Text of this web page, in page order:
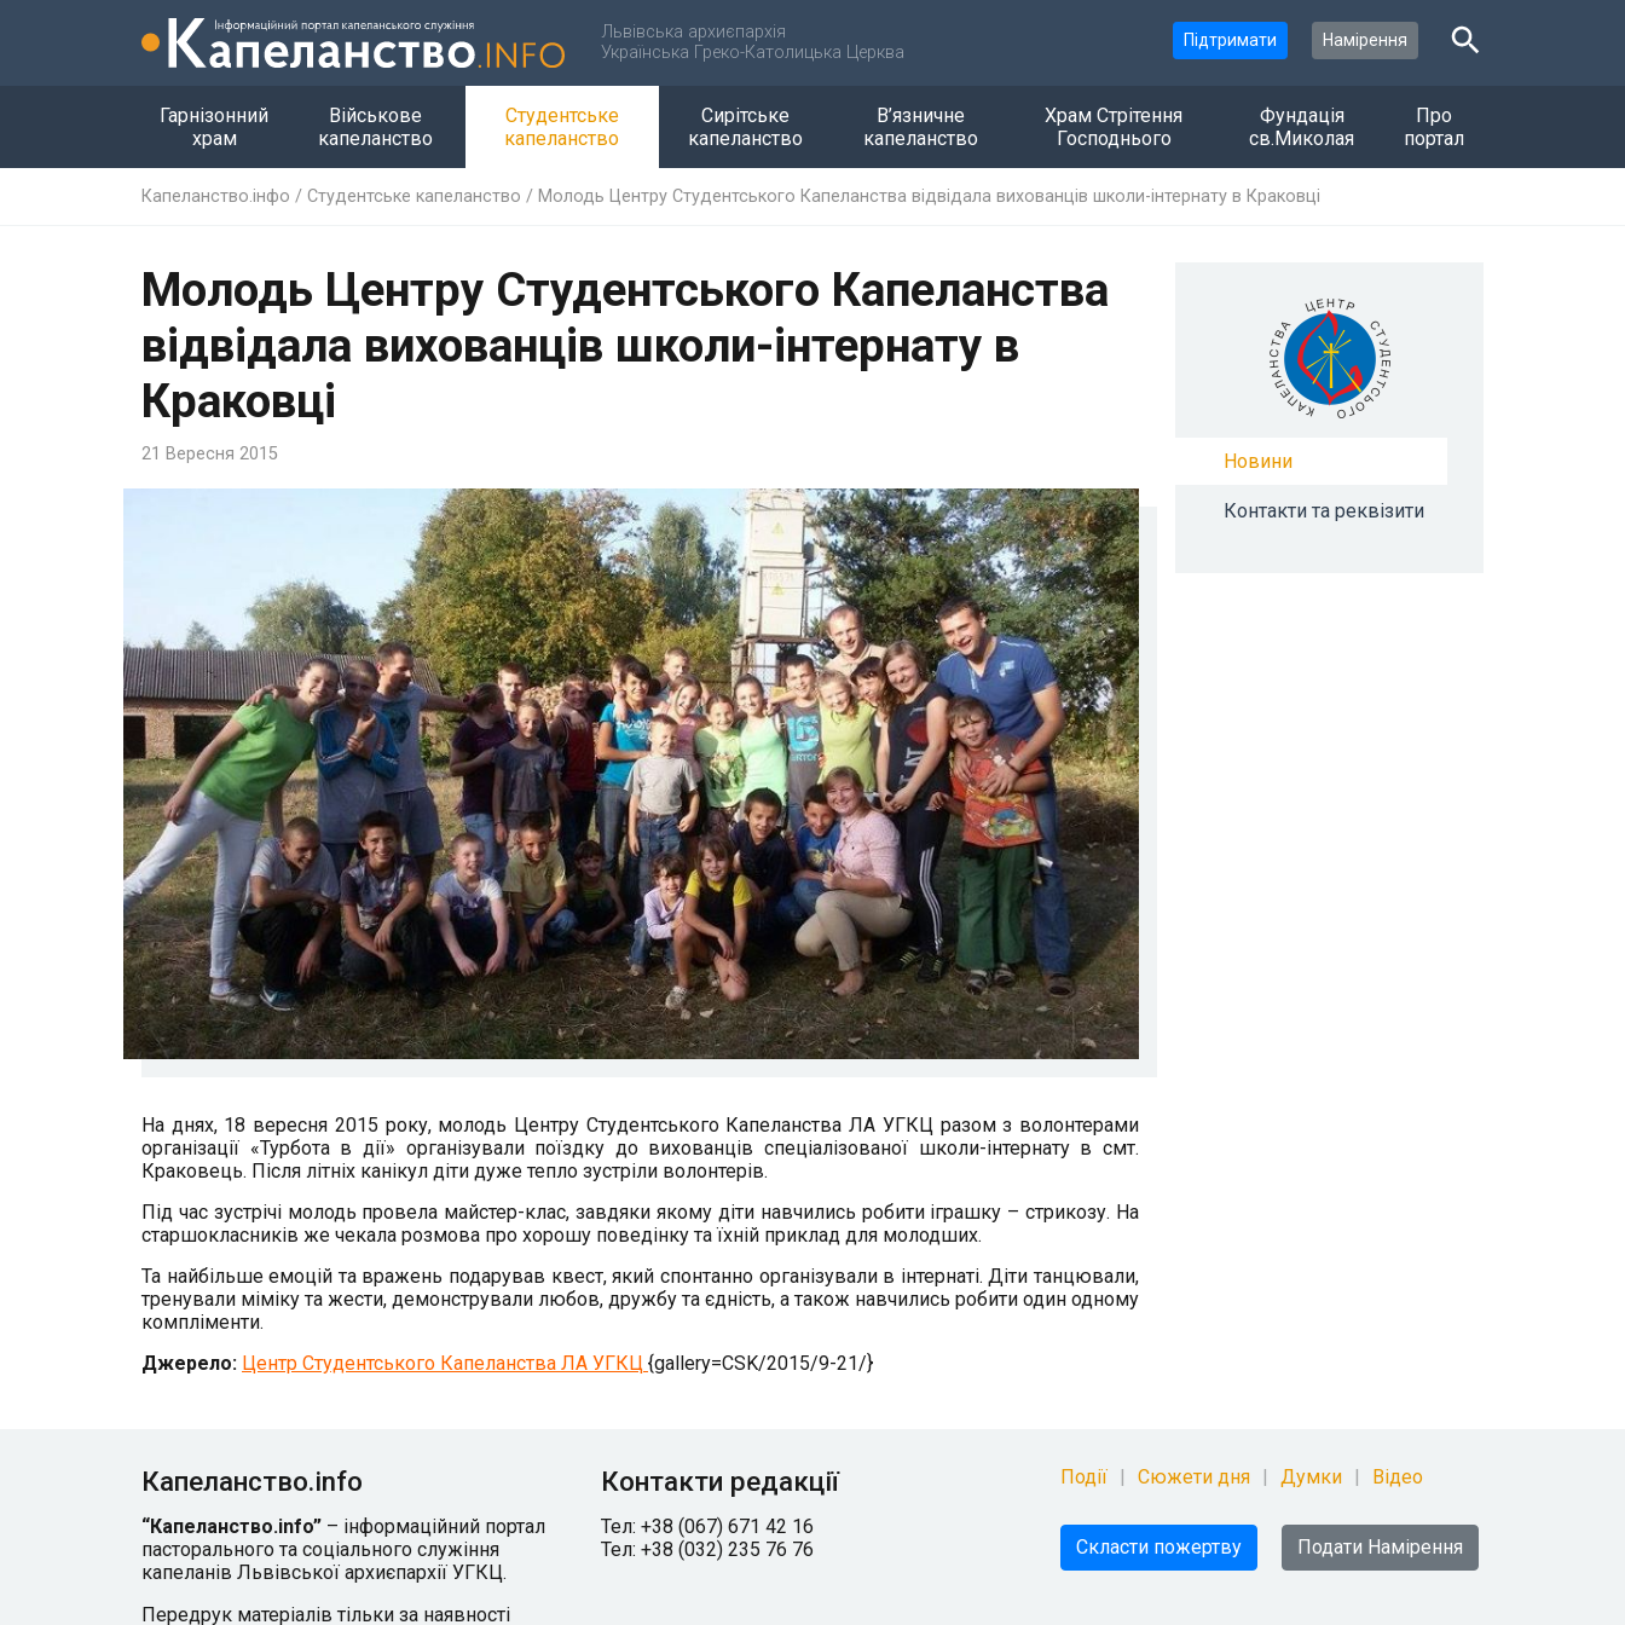
Львівська архиєпархія
Українська Греко-Католицька Церква
Підтримати Намірення
Гарнізонний
храм
Військове
капеланство
Студентське
капеланство
Сирітське
капеланство
В’язничне
капеланство
Храм Стрітення
Господнього
Фундація
св.Миколая
Про
портал
Капеланство.інфо / Студентське капеланство / Молодь Центру Студентського Капеланства відвідала вихованців школи-інтернату в Краковці
Молодь Центру Студентського Капеланства
відвідала вихованців школи-інтернату в
Краковці
21 Вересня 2015
На днях, 18 вересня 2015 року, молодь Центру Студентського Капеланства ЛА УГКЦ разом з волонтерами
організації «Турбота в дії» організували поїздку до вихованців спеціалізованої школи-інтернату в смт.
Краковець. Після літніх канікул діти дуже тепло зустріли волонтерів.
Під час зустрічі молодь провела майстер-клас, завдяки якому діти навчились робити іграшку – стрикозу. На
старшокласників же чекала розмова про хорошу поведінку та їхній приклад для молодших.
Та найбільше емоцій та вражень подарував квест, який спонтанно організували в інтернаті. Діти танцювали,
тренували міміку та жести, демонстрували любов, дружбу та єдність, а також навчились робити один одному
компліменти.
Джерело: Центр Студентського Капеланства ЛА УГКЦ {gallery=CSK/2015/9-21/}
Новини
Контакти та реквізити
Капеланство.info
“Капеланство.info” – інформаційний портал
пасторального та соціального служіння
капеланів Львівської архиєпархії УГКЦ.
Передрук матеріалів тільки за наявності
Контакти редакції
Тел: +38 (067) 671 42 16
Тел: +38 (032) 235 76 76
Події Сюжети дня Думки Відео
Скласти пожертву Подати Намірення